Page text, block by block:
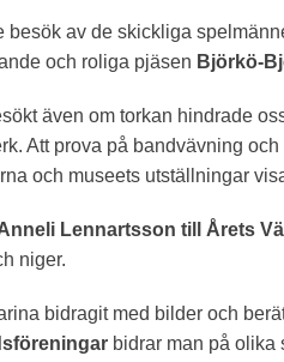
besök av de skickliga
och roliga pjäsen Björkö-
även om torkan hindrade
Att prova på bandvävning
och museets utställningar
Lennartsson till Årets
niger.
bidragit med bilder och
bidrar man på olika